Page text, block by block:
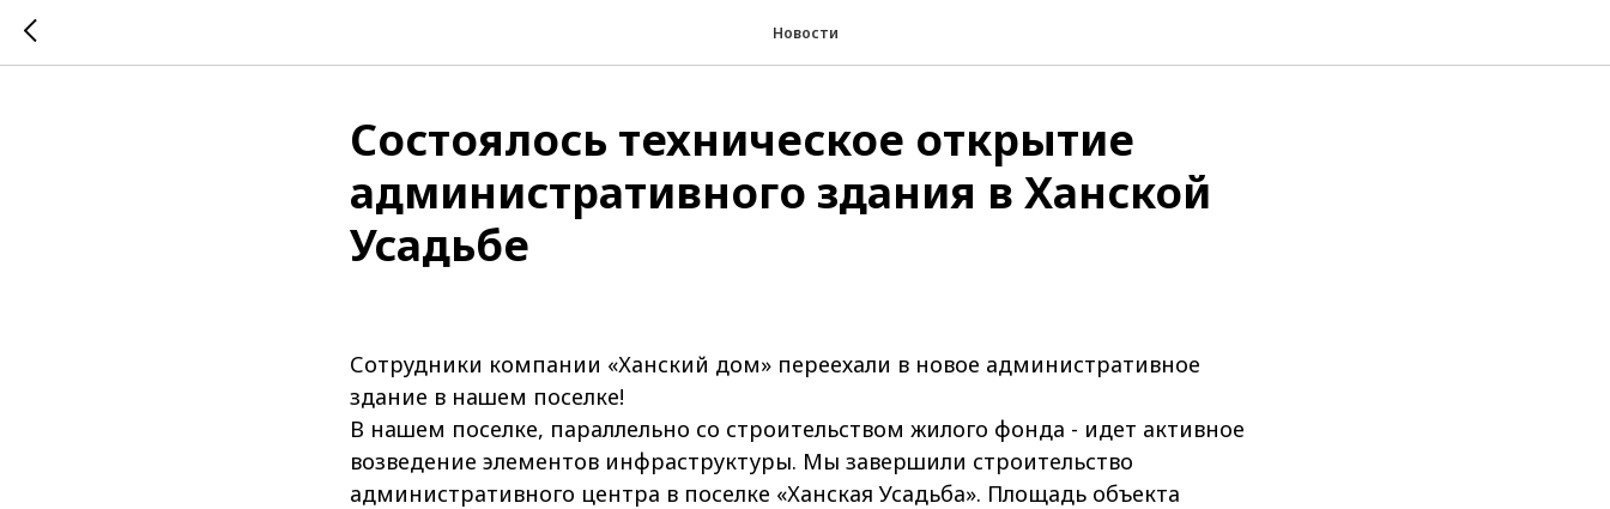
Новости
Состоялось техническое открытие
административного здания в Ханской
Усадьбе
Сотрудники компании «Ханский дом» переехали в новое административное
здание в нашем поселке!
В нашем поселке, параллельно со строительством жилого фонда - идет активное
возведение элементов инфраструктуры. Мы завершили строительство
административного центра в поселке «Ханская Усадьба». Площадь объекта